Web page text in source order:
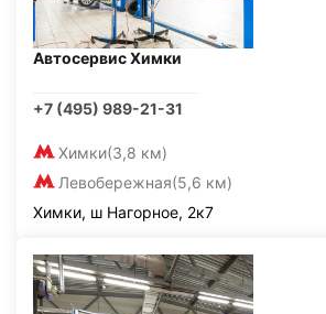
Автосервис Химки
+7 (495) 989-21-31
Химки(3,8 км)
Левобережная(5,6 км)
Химки, ш Нагорное, 2к7